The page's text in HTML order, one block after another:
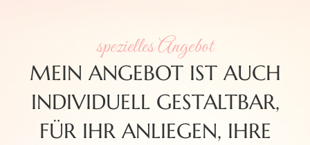
spezielles Angebot
MEIN ANGEBOT IST AUCH
INDIVIDUELL GESTALTBAR,
FÜR IHR ANLIEGEN, IHRE